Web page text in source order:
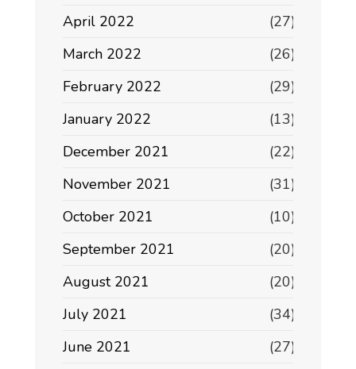
April 2022
(27)
March 2022
(26)
February 2022
(29)
January 2022
(13)
December 2021
(22)
November 2021
(31)
October 2021
(10)
September 2021
(20)
August 2021
(20)
July 2021
(34)
June 2021
(27)